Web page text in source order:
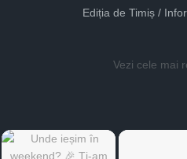
Ediția de Timiș /
Vezi cele mai